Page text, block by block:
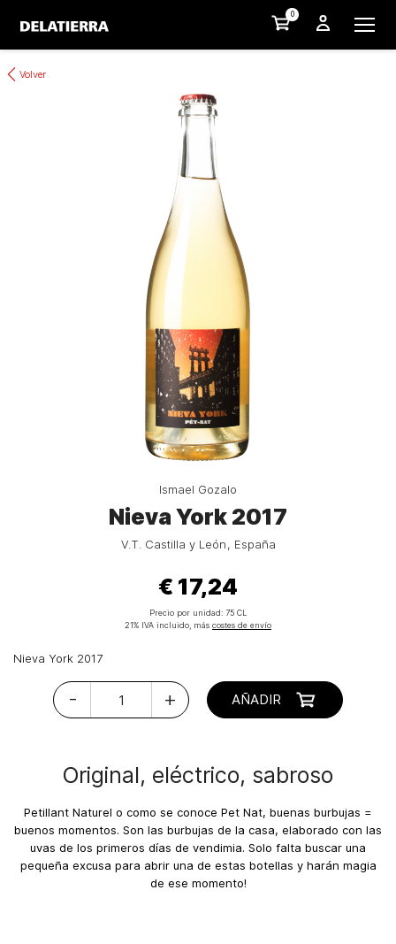
0
Volver
Ismael Gozalo
Nieva York 2017
V.T. Castilla y León España
€ 17,24
Precio por unidad: 75 CL
21% IVA incluido, más costes de envío
Nieva York 2017
- + AÑADIR
Original, eléctrico, sabroso
Petillant Naturel o como se conoce Pet Nat, buenas burbujas =
buenos momentos. Son las burbujas de la casa, elaborado con las
uvas de los primeros días de vendimia. Solo falta buscar una
pequeña excusa para abrir una de estas botellas y harán magia
de ese momento!